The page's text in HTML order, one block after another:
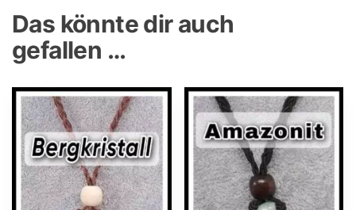
Das könnte dir auch
gefallen …